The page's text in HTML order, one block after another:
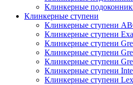
Клинкерные
Клинкерные ступени
Клинкерные ступени
Клинкерные ступени
Клинкерные ступени
Клинкерные ступени
Клинкерные ступени
Клинкерные ступени
Клинкерные ступени